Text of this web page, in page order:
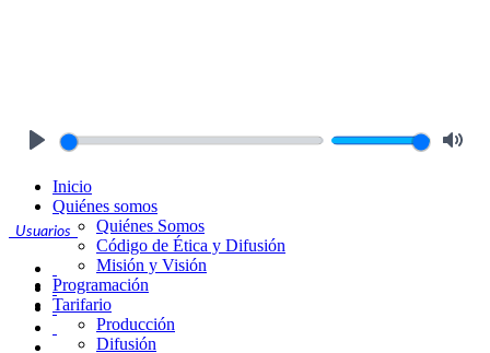
Usuarios
Inicio
Quiénes somos
Quiénes Somos
Código de Ética y Difusión
Misión y Visión
Programación
Tarifario
Producción
Difusión